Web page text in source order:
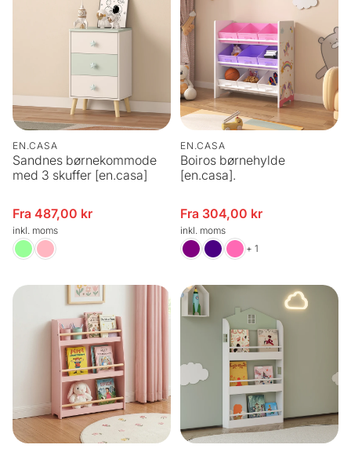
EN.CASA
Sandnes børnekommode
med 3 skuffer [en.casa]
Udsalgspris
Fra 487,00 kr
inkl. moms
EN.CASA
Boiros børnehylde
[en.casa].
Udsalgspris
Fra 304,00 kr
inkl. moms
+ 1